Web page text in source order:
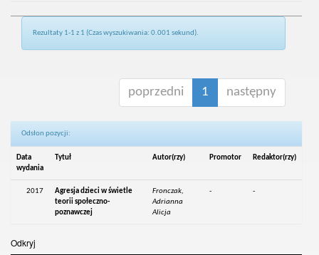
Rezultaty 1-1 z 1 (Czas wyszukiwania: 0.001 sekund).
poprzedni 1 następny
Odsłon pozycji:
Data
wydania
Tytuł Autor(rzy) Promotor Redaktor(rzy)
2017
Agresja dzieci w świetle
teorii społeczno-
poznawczej
Fronczak,
Adrianna
Alicja
- -
Odkryj